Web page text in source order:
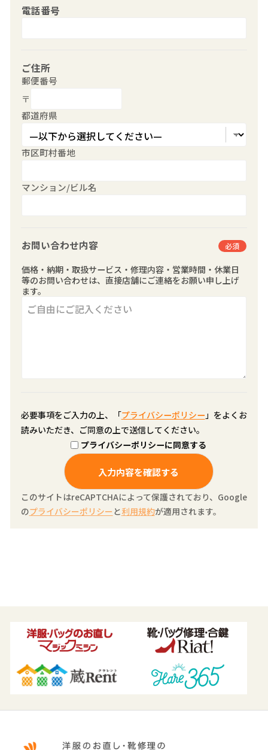
電話番号
ご住所
郵便番号
〒
都道府県
市区町村番地
マンション/ビル名
お問い合わせ内容 必須
価格・納期・取扱サービス・修理内容・営業時間・休業日
等のお問い合わせは、直接店舗にご連絡をお願い申し上げ
ます。
必要事項をご入力の上、「プライバシーポリシー」をよくお
読みいただき、ご同意の上で送信してください。
プライバシーポリシーに同意する
このサイトはreCAPTCHAによって保護されており、Google
のプライバシーポリシー と利用規約が適用されます。